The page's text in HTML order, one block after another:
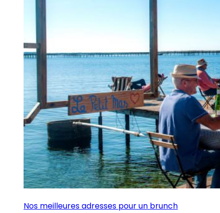
Nos meilleures adresses pour un brunch